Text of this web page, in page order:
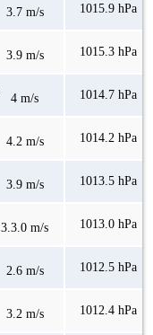
3.7 m/s 1015.9 hPa
3.9 m/s 1015.3 hPa
4 m/s 1014.7 hPa
4.2 m/s 1014.2 hPa
3.9 m/s 1013.5 hPa
3.3.0 m/s 1013.0 hPa
2.6 m/s 1012.5 hPa
3.2 m/s 1012.4 hPa